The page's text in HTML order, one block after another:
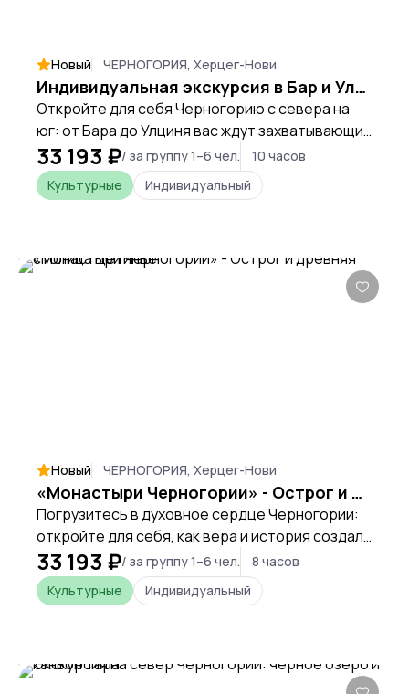
Новый ЧЕРНОГОРИЯ, Херцег-Нови
Индивидуальная экскурсия в Бар и Улцинь
Откройте для себя Черногорию с севера на
юг: от Бара до Улциня вас ждут захватывающие
панорамы побережья и погружение в
уникальную атмосферу, где смешались
культуры и эпохи.
33 193 ₽/ за группу 1–6 чел.
10 часов
Культурные
Индивидуальный
Новый ЧЕРНОГОРИЯ, Херцег-Нови
«Монастыри Черногории» - Острог и древняя столица Цетинье
Погрузитесь в духовное сердце Черногории:
откройте для себя, как вера и история создали
непокоренный дух этой страны в её древних
монастырях.
33 193 ₽/ за группу 1–6 чел.
8 часов
Культурные
Индивидуальный